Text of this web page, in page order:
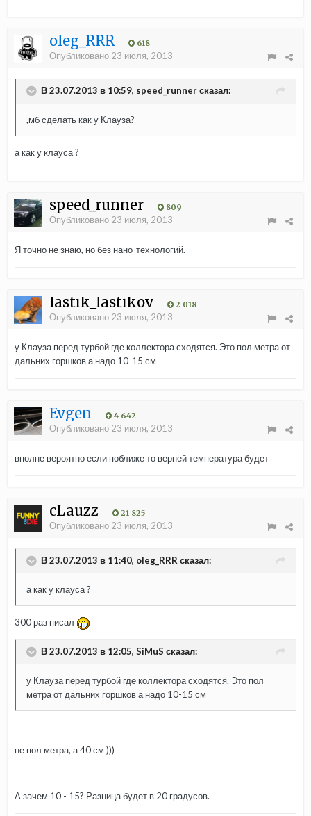
oleg_RRR 618
Опубликовано 23 июля, 2013
В 23.07.2013 в 10:59, speed_runner сказал:
,мб сделать как у Клауза?
а как у клауса ?
speed_runner 809
Опубликовано 23 июля, 2013
Я точно не знаю, но без нано-технологий.
lastik_lastikov 2 018
Опубликовано 23 июля, 2013
у Клауза перед турбой где коллектора сходятся. Это пол метра от
дальних горшков а надо 10-15 см
Evgen 4 642
Опубликовано 23 июля, 2013
вполне вероятно если поближе то верней температура будет
cLauzz 21 825
Опубликовано 23 июля, 2013
В 23.07.2013 в 11:40, oleg_RRR сказал:
а как у клауса ?
300 раз писал
В 23.07.2013 в 12:05, SiMuS сказал:
у Клауза перед турбой где коллектора сходятся. Это пол
метра от дальних горшков а надо 10-15 см
не пол метра, а 40 см )))
А зачем 10 - 15? Разница будет в 20 градусов.